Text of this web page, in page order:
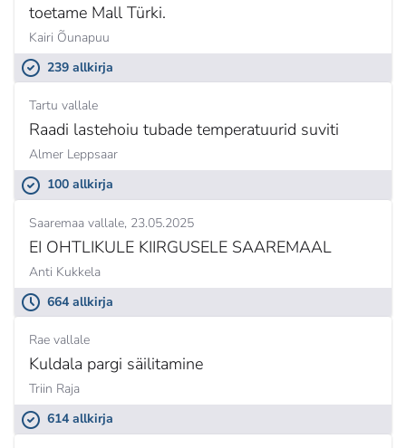
toetame Mall Türki.
Kairi Õunapuu
239 allkirja
Tartu vallale
Raadi lastehoiu tubade temperatuurid suviti
Almer Leppsaar
100 allkirja
Saaremaa vallale 23.05.2025
EI OHTLIKULE KIIRGUSELE SAAREMAAL
Anti Kukkela
664 allkirja
Rae vallale
Kuldala pargi säilitamine
Triin Raja
614 allkirja